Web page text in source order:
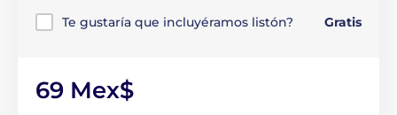
Te gustaría que incluyéramos listón? Gratis
69 Mex$